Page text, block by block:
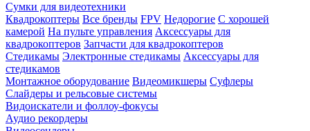
Сумки для видеотехники
Квадрокоптеры Все бренды FPV Недорогие С хорошей
камерой На пульте управления Аксессуары для
квадрокоптеров Запчасти для квадрокоптеров
Стедикамы Электронные стедикамы Аксессуары для
стедикамов
Монтажное оборудование Видеомикшеры Суфлеры
Слайдеры и рельсовые системы
Видоискатели и фоллоу-фокусы
Аудио рекордеры